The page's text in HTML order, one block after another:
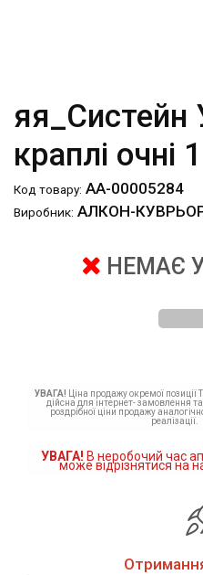
яя_Систейн
краплі
Код товару: АА-00005284
Виробник: АЛКОН-
НЕМАЄ
УВАГА! Ціна продажу окремої позиції
дійсна для інтернет- замовлення
роздрібної ціни продажу
реалізації.
УВАГА! В неробочий час
може відрізнятися на